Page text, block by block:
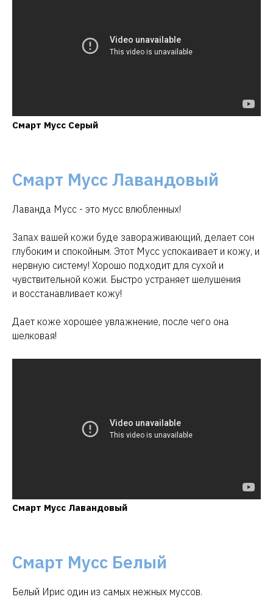
Смарт Мусс Серый
Смарт Мусс Лавандовый
Лаванда Мусс - это мусс влюбленных!
Запах вашей кожи буде завораживающий, делает сон
глубоким и спокойным. Этот Мусс успокаивает и кожу, и
нервную систему! Хорошо подходит для сухой и
чувствительной кожи. Быстро устраняет шелушения
и восстанавливает кожу!
Дает коже хорошее увлажнение, после чего она
шелковая!
Смарт Мусс Лавандовый
Смарт Мусс Белый
Белый Ирис один из самых нежных муссов.